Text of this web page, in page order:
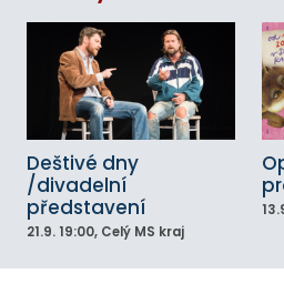
Deštivé dny
/divadelní
představení
21.9. 19:00, Celý MS kraj